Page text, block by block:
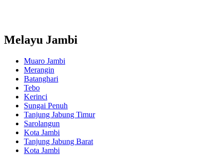
Melayu Jambi
Muaro Jambi
Merangin
Batanghari
Tebo
Kerinci
Sungai Penuh
Tanjung Jabung Timur
Sarolangun
Kota Jambi
Tanjung Jabung Barat
Kota Jambi